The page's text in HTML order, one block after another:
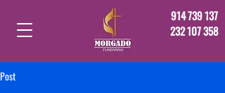
914 739 137
232 107 358
Post